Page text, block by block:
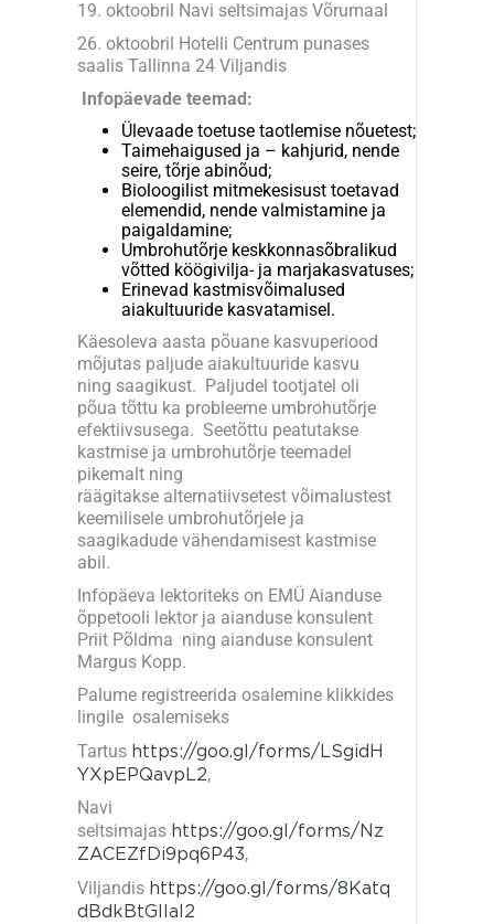
19. oktoobril Navi seltsimajas Võrumaal
26. oktoobril Hotelli Centrum punases
saalis Tallinna 24 Viljandis
Infopäevade teemad:
Ülevaade toetuse taotlemise nõuetest;
Taimehaigused ja – kahjurid, nende
seire, tõrje abinõud;
Bioloogilist mitmekesisust toetavad
elemendid, nende valmistamine ja
paigaldamine;
Umbrohutõrje keskkonnasõbralikud
võtted köögivilja- ja marjakasvatuses;
Erinevad kastmisvõimalused
aiakultuuride kasvatamisel.
Käesoleva aasta põuane kasvuperiood
mõjutas paljude aiakultuuride kasvu
ning saagikust. Paljudel tootjatel oli
põua tõttu ka probleeme umbrohutõrje
efektiivsusega. Seetõttu peatutakse
kastmise ja umbrohutõrje teemadel
pikemalt ning
räägitakse alternatiivsetest võimalustest
keemilisele umbrohutõrjele ja
saagikadude vähendamisest kastmise
abil.
Infopäeva lektoriteks on EMÜ Aianduse
õppetooli lektor ja aianduse konsulent
Priit Põldma ning aianduse konsulent
Margus Kopp.
Palume registreerida osalemine klikkides
lingile osalemiseks
Tartus https://goo.gl/forms/LSgidH
YXpEPQavpL2,
Navi
seltsimajas https://goo.gl/forms/Nz
ZACEZfDi9pq6P43,
Viljandis https://goo.gl/forms/8Katq
dBdkBtGIlaI2